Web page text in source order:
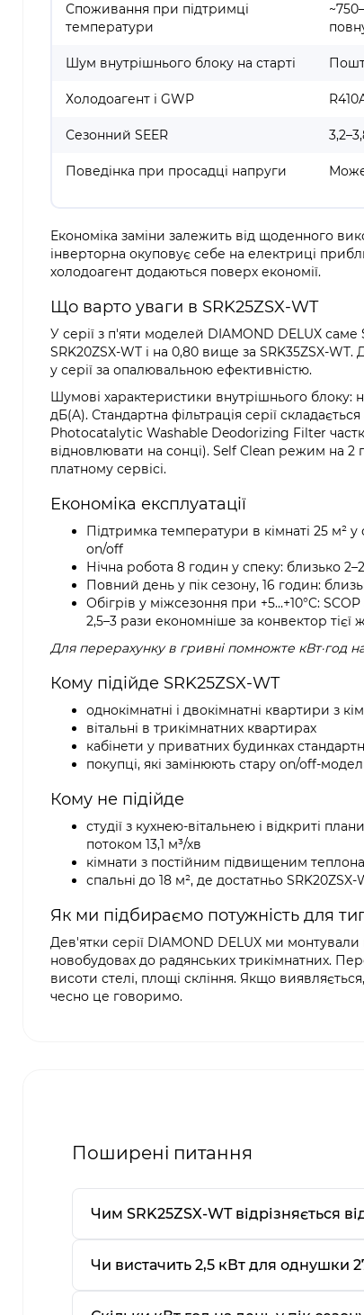
Споживання при підтримці
температури
Шум внутрішнього блоку на старті
Холодоагент і GWP
Сезонний SEER
Поведінка при просадці напруги
Економіка заміни залежить від щоденного
інверторна окуповує себе на електриці
холодоагент додаються поверх економії.
Що варто уваги в SRK25ZSX-WT
У серії з п'яти моделей DIAMOND DELUX
SRK20ZSX-WT і на 0,80 вище за SRK35ZSX-
у серії за опалювальною ефективністю.
Шумові характеристики внутрішнього блоку:
дБ(A). Стандартна фільтрація серії
Photocatalytic Washable Deodorizing Filter
відновлювати на сонці). Self Clean режим на
платному сервісі.
Економіка експлуатації
Підтримка температури в кімнаті 25 м²
on/off
Нічна робота 8 годин у спеку: близько
Повний день у пік сезону, 16 годин:
Обігрів у міжсезоння при +5…+10°C:
2,5–3 рази економніше за конвектор тієї
Для перерахунку в гривні помножте кВт·год
Кому підійде SRK25ZSX-WT
однокімнатні і двокімнатні квартири з
вітальні в трикімнатних квартирах
кабінети у приватних будинках
покупці, які замінюють стару on/off-
Кому не підійде
студії з кухнею-вітальнею і відкриті
потоком 13,1 м³/хв
кімнати з постійним підвищеним
спальні до 18 м², де достатньо
Як ми підбираємо потужність для
Дев'ятки серії DIAMOND DELUX ми монтували
новобудовах до радянських трикімнатних.
висоти стелі, площі скління. Якщо
чесно це говоримо.
Поширені питання
Чим SRK25ZSX-WT відрізняється
Чи вистачить 2,5 кВт для однушки